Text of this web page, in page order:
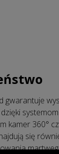
gwarantuje
kamer 360°
się